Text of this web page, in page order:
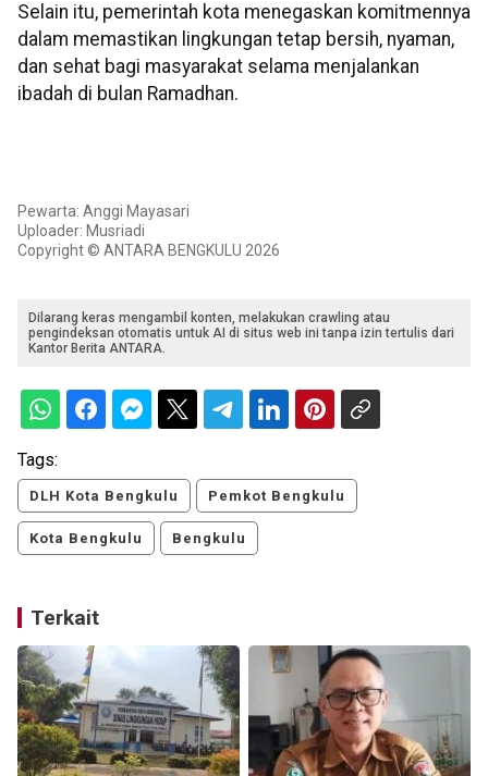
Selain itu, pemerintah kota menegaskan komitmennya
dalam memastikan lingkungan tetap bersih, nyaman,
dan sehat bagi masyarakat selama menjalankan
ibadah di bulan Ramadhan.
Pewarta: Anggi Mayasari
Uploader: Musriadi
Copyright © ANTARA BENGKULU 2026
Dilarang keras mengambil konten, melakukan crawling atau
pengindeksan otomatis untuk AI di situs web ini tanpa izin tertulis dari
Kantor Berita ANTARA.
Tags:
DLH Kota Bengkulu Pemkot Bengkulu
Kota Bengkulu Bengkulu
Terkait